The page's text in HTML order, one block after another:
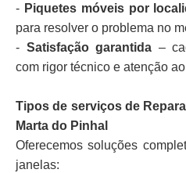
- Piquetes móveis por
para resolver o problema no
- Satisfação garantida –
com rigor técnico e atenção
Tipos de serviços de
Marta do Pinhal
Oferecemos soluções
janelas: